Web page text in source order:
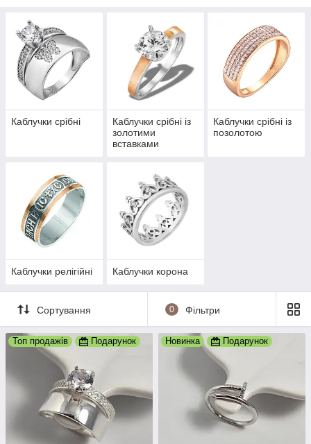
бестселером. Продукція вітчизняних ювелірів відрізняється
чудовим дизайном і відмінною якістю виконання.
Каблучки срібні
Каблучки срібні із
золотими
вставками
Каблучки срібні із
позолотою
Каблучки релігійні Каблучки корона
Сортування 0 Фільтри
Топ продажів Подарунок Новинка Подарунок